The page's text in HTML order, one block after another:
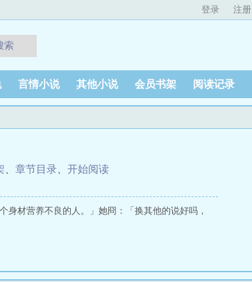
登录 注册
索
言情小说 其他小说 会员书架 阅读记录
章节目录
开始阅读
材营养不良的人。」她冏：「换其他的说好吗，